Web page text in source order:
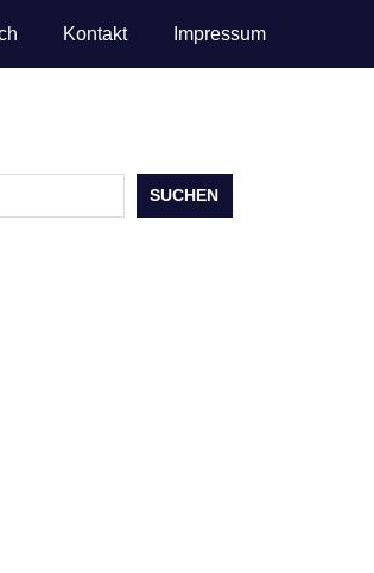
Kontakt Impressum
SUCHEN